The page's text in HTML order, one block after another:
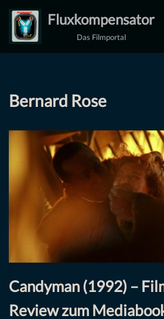
Zum
Inhalt
Fluxkompensator
Das Filmportal
Bernard Rose
Candyman (1992) –
Review zum